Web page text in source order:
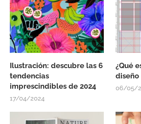
Ilustración: descubre las 6
tendencias
imprescindibles de 2024
17/04/2024
¿Qué
diseño
06/05/